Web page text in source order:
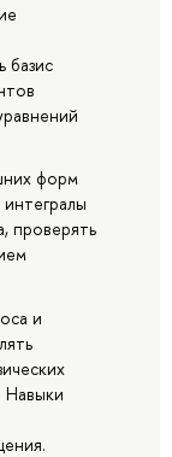
базис
форм
проверять
и
Навыки